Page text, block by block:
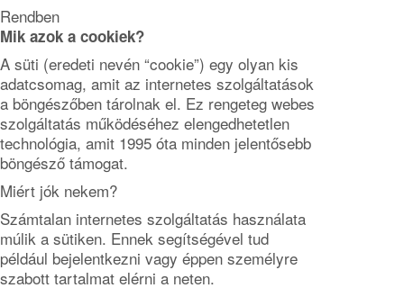
Rendben
Mik azok a cookiek?
A süti (eredeti nevén “cookie”) egy olyan kis
adatcsomag, amit az internetes szolgáltatások
a böngészőben tárolnak el. Ez rengeteg webes
szolgáltatás működéséhez elengedhetetlen
technológia, amit 1995 óta minden jelentősebb
böngésző támogat.
Miért jók nekem?
Számtalan internetes szolgáltatás használata
múlik a sütiken. Ennek segítségével tud
például bejelentkezni vagy éppen személyre
szabott tartalmat elérni a neten.